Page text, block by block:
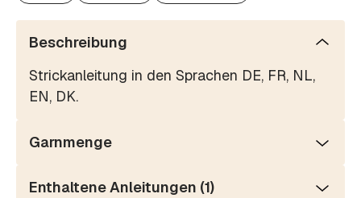
Beschreibung
Strickanleitung in den Sprachen DE, FR, NL,
EN, DK.
Garnmenge
Enthaltene Anleitungen (1)